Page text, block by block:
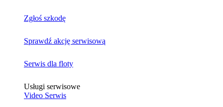
Zgłoś szkodę
Sprawdź akcję serwisową
Serwis dla floty
Usługi serwisowe
Video Serwis